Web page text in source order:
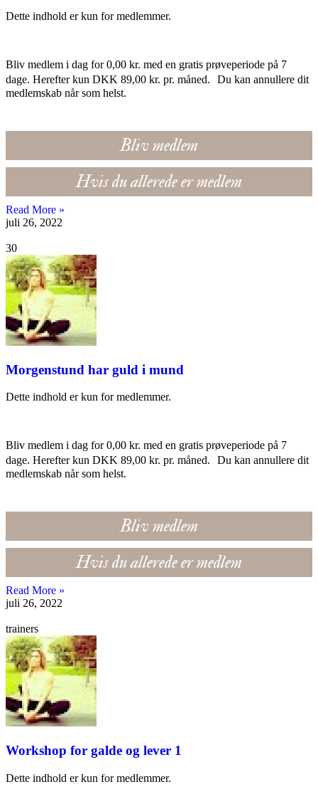
Dette indhold er kun for medlemmer.
Bliv medlem i dag for 0,00 kr. med en gratis prøveperiode på 7
dage. Herefter kun DKK 89,00 kr. pr. måned. Du kan annullere dit
medlemskab når som helst.
Bliv medlem
Hvis du allerede er medlem
Read More »
juli 26, 2022
30
Morgenstund har guld i mund
Dette indhold er kun for medlemmer.
Bliv medlem i dag for 0,00 kr. med en gratis prøveperiode på 7
dage. Herefter kun DKK 89,00 kr. pr. måned. Du kan annullere dit
medlemskab når som helst.
Bliv medlem
Hvis du allerede er medlem
Read More »
juli 26, 2022
trainers
Workshop for galde og lever 1
Dette indhold er kun for medlemmer.